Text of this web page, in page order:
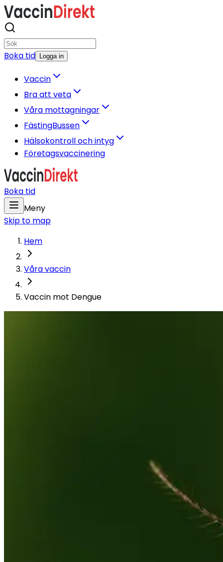
Boka tid Logga in
Vaccin
Bra att veta
Våra mottagningar
FästingBussen
Hälsokontroll och intyg
Företagsvaccinering
Boka tid
Meny
Skip to map
Hem
Våra vaccin
Vaccin mot Dengue